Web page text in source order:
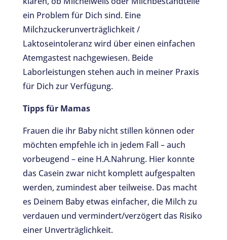
ein Problem für Dich sind. Eine
Milchzuckerunverträglichkeit /
Laktoseintoleranz wird über einen einfachen
Atemgastest nachgewiesen. Beide
Laborleistungen stehen auch in meiner Praxis
für Dich zur Verfügung.
Tipps für Mamas
Frauen die ihr Baby nicht stillen können oder
möchten empfehle ich in jedem Fall – auch
vorbeugend – eine H.A.Nahrung. Hier konnte
das Casein zwar nicht komplett aufgespalten
werden, zumindest aber teilweise. Das macht
es Deinem Baby etwas einfacher, die Milch zu
verdauen und vermindert/verzögert das Risiko
einer Unverträglichkeit.